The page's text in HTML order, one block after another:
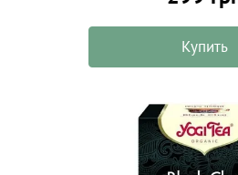
BioBlo(5)
Biodelizie(1)
BioPlanete(11)
Bitossi Home(7)
Купить